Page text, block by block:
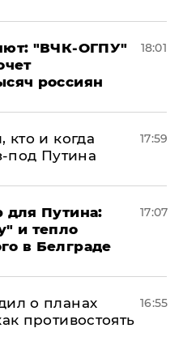
"ВЧК-ОГПУ"
россиян
18:01
кто и когда
под Путина
17:59
для Путина:
и тепло
в Белграде
17:07
о планах
противостоять
16:55